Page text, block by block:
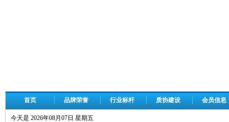
首页 品牌荣誉 行业标杆 质协建设 会员信息
今天是 2026年08月07日 星期五